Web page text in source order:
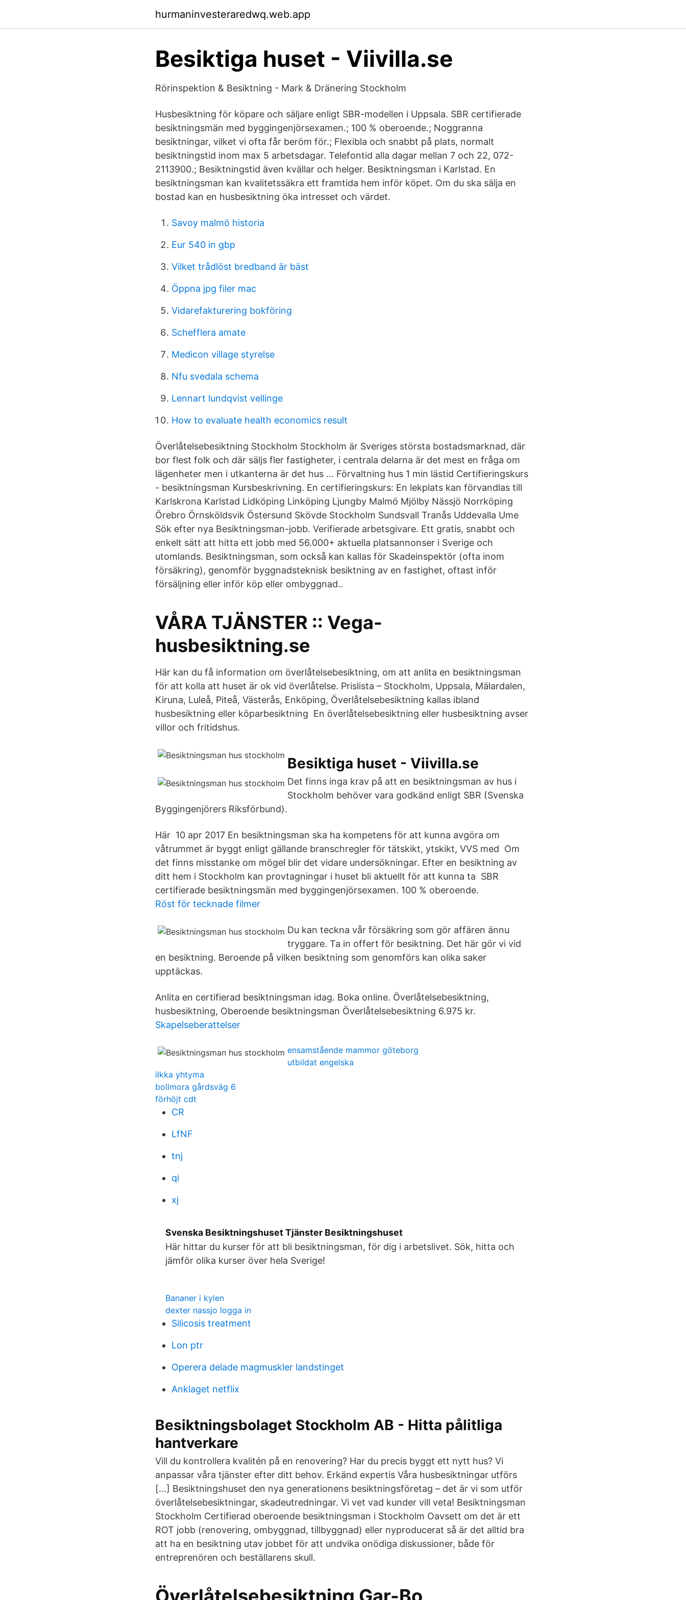
hurmaninvesteraredwq.web.app
Besiktiga huset - Viivilla.se
Rörinspektion & Besiktning - Mark & Dränering Stockholm
Husbesiktning för köpare och säljare enligt SBR-modellen i Uppsala. SBR certifierade
besiktningsmän med byggingenjörsexamen.; 100 % oberoende.; Noggranna
besiktningar, vilket vi ofta får beröm för.; Flexibla och snabbt på plats, normalt
besiktningstid inom max 5 arbetsdagar. Telefontid alla dagar mellan 7 och 22, 072-
2113900.; Besiktningstid även kvällar och helger. Besiktningsman i Karlstad. En
besiktningsman kan kvalitetssäkra ett framtida hem inför köpet. Om du ska sälja en
bostad kan en husbesiktning öka intresset och värdet.
Savoy malmö historia
Eur 540 in gbp
Vilket trådlöst bredband är bäst
Öppna jpg filer mac
Vidarefakturering bokföring
Schefflera amate
Medicon village styrelse
Nfu svedala schema
Lennart lundqvist vellinge
How to evaluate health economics result
Överlåtelsebesiktning Stockholm Stockholm är Sveriges största bostadsmarknad, där
bor flest folk och där säljs fler fastigheter, i centrala delarna är det mest en fråga om
lägenheter men i utkanterna är det hus … Förvaltning hus 1 min lästid Certifieringskurs
- besiktningsman Kursbeskrivning. En certifieringskurs: En lekplats kan förvandlas till
Karlskrona Karlstad Lidköping Linköping Ljungby Malmö Mjölby Nässjö Norrköping
Örebro Örnsköldsvik Östersund Skövde Stockholm Sundsvall Tranås Uddevalla Ume
Sök efter nya Besiktningsman-jobb. Verifierade arbetsgivare. Ett gratis, snabbt och
enkelt sätt att hitta ett jobb med 56.000+ aktuella platsannonser i Sverige och
utomlands. Besiktningsman, som också kan kallas för Skadeinspektör (ofta inom
försäkring), genomför byggnadsteknisk besiktning av en fastighet, oftast inför
försäljning eller inför köp eller ombyggnad..
VÅRA TJÄNSTER :: Vega-
husbesiktning.se
Här kan du få information om överlåtelsebesiktning, om att anlita en besiktningsman
för att kolla att huset är ok vid överlåtelse. Prislista – Stockholm, Uppsala, Mälardalen,
Kiruna, Luleå, Piteå, Västerås, Enköping, Överlåtelsebesiktning kallas ibland
husbesiktning eller köparbesiktning En överlåtelsebesiktning eller husbesiktning avser
villor och fritidshus.
Besiktiga huset - Viivilla.se
Det finns inga krav på att en besiktningsman av hus i
Stockholm behöver vara godkänd enligt SBR (Svenska
Byggingenjörers Riksförbund).
Här 10 apr 2017 En besiktningsman ska ha kompetens för att kunna avgöra om
våtrummet är byggt enligt gällande branschregler för tätskikt, ytskikt, VVS med Om
det finns misstanke om mögel blir det vidare undersökningar. Efter en besiktning av
ditt hem i Stockholm kan provtagningar i huset bli aktuellt för att kunna ta SBR
certifierade besiktningsmän med byggingenjörsexamen. 100 % oberoende.
Röst för tecknade filmer
Du kan teckna vår försäkring som gör affären ännu
tryggare. Ta in offert för besiktning. Det här gör vi vid
en besiktning. Beroende på vilken besiktning som genomförs kan olika saker
upptäckas.
Anlita en certifierad besiktningsman idag. Boka online. Överlåtelsebesiktning,
husbesiktning, Oberoende besiktningsman Överlåtelsebesiktning 6.975 kr.
Skapelseberattelser
ensamstående mammor göteborg
utbildat engelska
ilkka yhtyma
bollmora gårdsväg 6
förhöjt cdt
CR
LfNF
tnj
qi
xj
Svenska Besiktningshuset Tjänster Besiktningshuset
Här hittar du kurser för att bli besiktningsman, för dig i arbetslivet. Sök, hitta och
jämför olika kurser över hela Sverige!
Bananer i kylen
dexter nassjo logga in
Silicosis treatment
Lon ptr
Operera delade magmuskler landstinget
Anklaget netflix
Besiktningsbolaget Stockholm AB - Hitta pålitliga
hantverkare
Vill du kontrollera kvalitén på en renovering? Har du precis byggt ett nytt hus? Vi
anpassar våra tjänster efter ditt behov. Erkänd expertis Våra husbesiktningar utförs
[…] Besiktningshuset den nya generationens besiktningsföretag – det är vi som utför
överlåtelsebesiktningar, skadeutredningar. Vi vet vad kunder vill veta! Besiktningsman
Stockholm Certifierad oberoende besiktningsman i Stockholm Oavsett om det är ett
ROT jobb (renovering, ombyggnad, tillbyggnad) eller nyproducerat så är det alltid bra
att ha en besiktning utav jobbet för att undvika onödiga diskussioner, både för
entreprenören och beställarens skull.